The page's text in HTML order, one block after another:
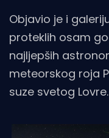
Objavio je i
proteklih osam
najljepših
meteorskog roja
suze svetog Lovre.